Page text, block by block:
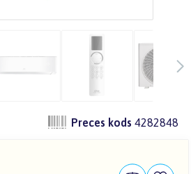
Preces kods 4282848